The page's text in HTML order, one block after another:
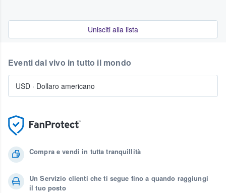
Unisciti alla lista
Compra e vendi in tutta tranquillità
Un Servizio clienti che ti segue fino a quando raggiungi
il tuo posto
Eventi dal vivo in tutto il mondo
USD · Dollaro americano